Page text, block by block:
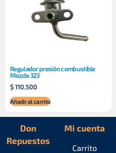
Regulador presión combustible
Mazda 323
$110.500
Añadir al carrito
Don
Repuestos
Mi cuenta
Carrito